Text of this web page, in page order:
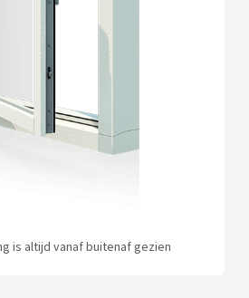
is altijd vanaf buitenaf gezien